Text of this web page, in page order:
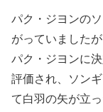
パク・ジヨンの
がっていました
パク・ジヨンに
評価され、ソン
て白羽の矢が立っ